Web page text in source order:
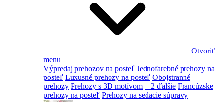
Otvoriť
menu
Výpredaj prehozov na posteľ Jednofarebné prehozy na
posteľ Luxusné prehozy na posteľ Obojstranné
prehozy Prehozy s 3D motívom + 2 ďalšie Francúzske
prehozy na posteľ Prehozy na sedacie súpravy